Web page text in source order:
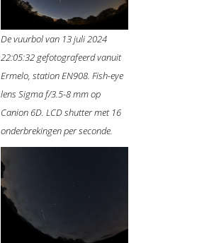
De vuurbol van 13 juli 2024
22:05:32 gefotografeerd vanuit
Ermelo, station EN908. Fish-eye
lens Sigma f/3.5-8 mm op
Canion 6D. LCD shutter met 16
onderbrekingen per seconde.